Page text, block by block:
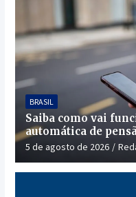
BRASIL
Saiba como vai
automática de
Pensão”
5 de agosto de 2026